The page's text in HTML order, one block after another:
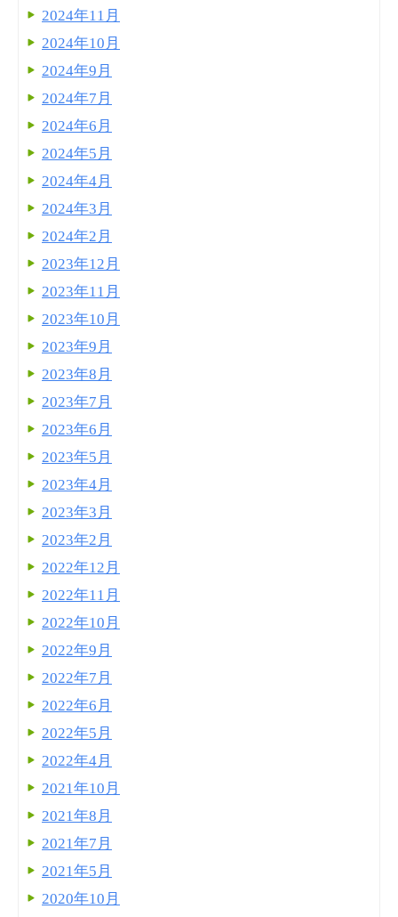
2024年11月
2024年10月
2024年9月
2024年7月
2024年6月
2024年5月
2024年4月
2024年3月
2024年2月
2023年12月
2023年11月
2023年10月
2023年9月
2023年8月
2023年7月
2023年6月
2023年5月
2023年4月
2023年3月
2023年2月
2022年12月
2022年11月
2022年10月
2022年9月
2022年7月
2022年6月
2022年5月
2022年4月
2021年10月
2021年8月
2021年7月
2021年5月
2020年10月